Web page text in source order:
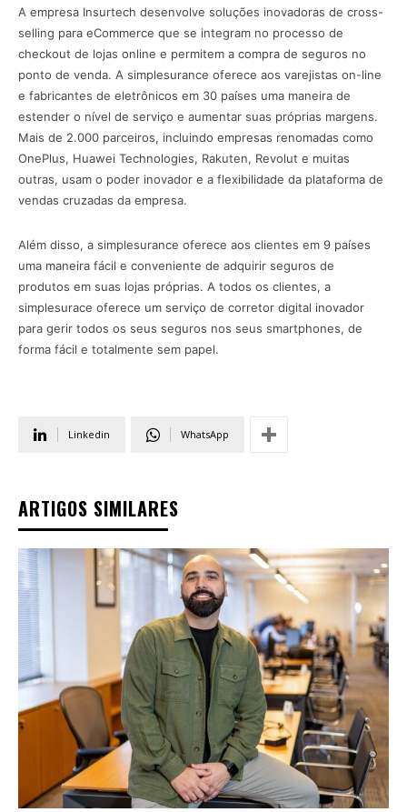
A empresa Insurtech desenvolve soluções inovadoras de cross-
selling para eCommerce que se integram no processo de
checkout de lojas online e permitem a compra de seguros no
ponto de venda. A simplesurance oferece aos varejistas on-line
e fabricantes de eletrônicos em 30 países uma maneira de
estender o nível de serviço e aumentar suas próprias margens.
Mais de 2.000 parceiros, incluindo empresas renomadas como
OnePlus, Huawei Technologies, Rakuten, Revolut e muitas
outras, usam o poder inovador e a flexibilidade da plataforma de
vendas cruzadas da empresa.
Além disso, a simplesurance oferece aos clientes em 9 países
uma maneira fácil e conveniente de adquirir seguros de
produtos em suas lojas próprias. A todos os clientes, a
simplesurace oferece um serviço de corretor digital inovador
para gerir todos os seus seguros nos seus smartphones, de
forma fácil e totalmente sem papel.
Linkedin WhatsApp
ARTIGOS SIMILARES